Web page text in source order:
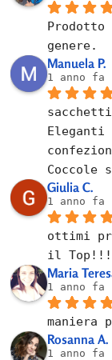
genere.
Manuela P.
1 anno fa
sacchetti
Eleganti
Coccole
Giulia C.
1 anno fa
ottimi
il Top!!!
Maria
1 anno fa
maniera
Rosanna A.
1 anno fa